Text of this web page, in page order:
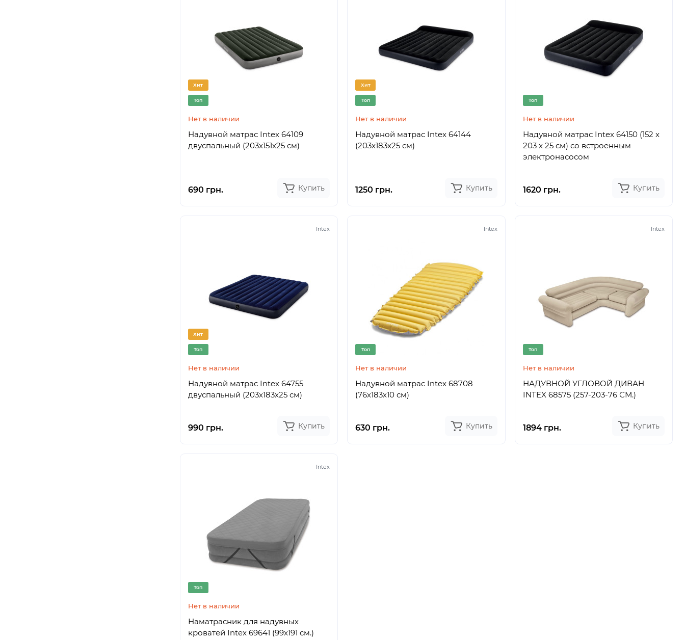
Хит
Топ
Нет в наличии
Надувной матрас Intex 64109
двуспальный (203х151х25 см)
690 грн. Купить
Хит
Топ
Нет в наличии
Надувной матрас Intex 64144
(203x183x25 см)
1250 грн. Купить
Топ
Нет в наличии
Надувной матрас Intex 64150 (152 x
203 x 25 см) со встроенным
электронасосом
1620 грн. Купить
Intex
Хит
Топ
Нет в наличии
Надувной матрас Intex 64755
двуспальный (203x183x25 см)
990 грн. Купить
Intex
Топ
Нет в наличии
Надувной матрас Intex 68708
(76х183х10 см)
630 грн. Купить
Intex
Топ
Нет в наличии
НАДУВНОЙ УГЛОВОЙ ДИВАН
INTEX 68575 (257-203-76 СМ.)
1894 грн. Купить
Intex
Топ
Нет в наличии
Наматрасник для надувных
кроватей Intex 69641 (99x191 см.)